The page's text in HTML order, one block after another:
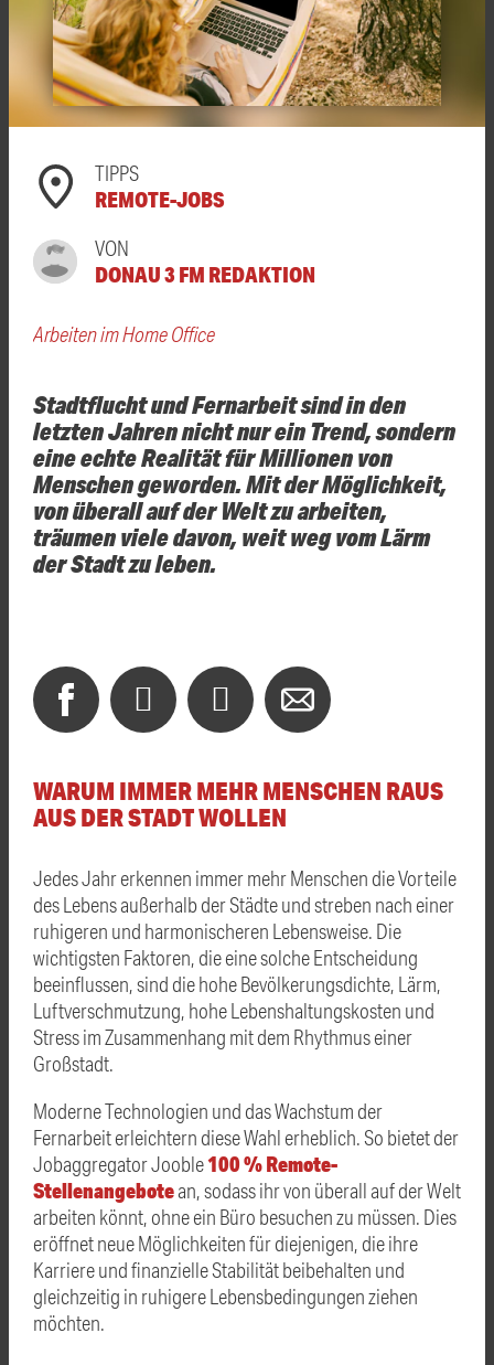
TIPPS
REMOTE-JOBS
VON
DONAU 3 FM REDAKTION
Arbeiten im Home Office
Stadtflucht und Fernarbeit sind in den
letzten Jahren nicht nur ein Trend, sondern
eine echte Realität für Millionen von
Menschen geworden. Mit der Möglichkeit,
von überall auf der Welt zu arbeiten,
träumen viele davon, weit weg vom Lärm
der Stadt zu leben.
WARUM IMMER MEHR MENSCHEN RAUS
AUS DER STADT WOLLEN
Jedes Jahr erkennen immer mehr Menschen die Vorteile
des Lebens außerhalb der Städte und streben nach einer
ruhigeren und harmonischeren Lebensweise. Die
wichtigsten Faktoren, die eine solche Entscheidung
beeinflussen, sind die hohe Bevölkerungsdichte, Lärm,
Luftverschmutzung, hohe Lebenshaltungskosten und
Stress im Zusammenhang mit dem Rhythmus einer
Großstadt.
Moderne Technologien und das Wachstum der
Fernarbeit erleichtern diese Wahl erheblich. So bietet der
Jobaggregator Jooble100 % Remote-
Stellenangebotean, sodass ihr von überall auf der Welt
arbeiten könnt, ohne ein Büro besuchen zu müssen. Dies
eröffnet neue Möglichkeiten für diejenigen, die ihre
Karriere und finanzielle Stabilität beibehalten und
gleichzeitig in ruhigere Lebensbedingungen ziehen
möchten.